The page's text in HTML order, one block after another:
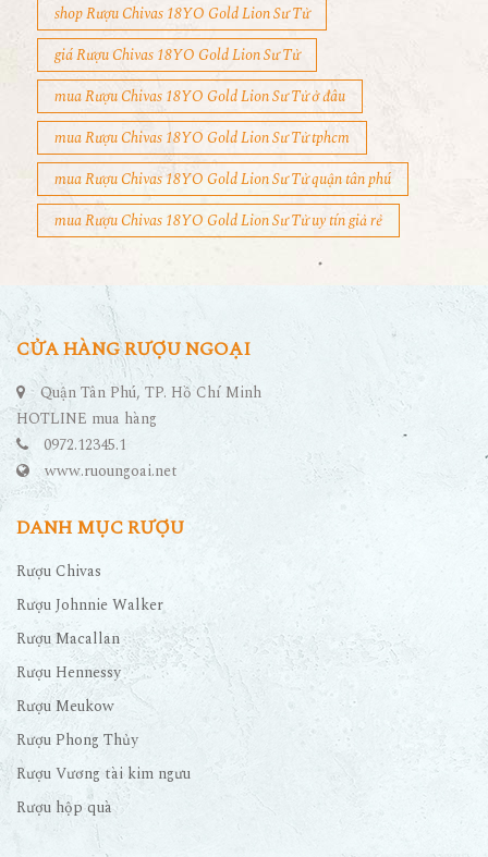
shop Rượu Chivas 18YO Gold Lion Sư Tử
giá Rượu Chivas 18YO Gold Lion Sư Tử
mua Rượu Chivas 18YO Gold Lion Sư Tử ở đâu
mua Rượu Chivas 18YO Gold Lion Sư Tử tphcm
mua Rượu Chivas 18YO Gold Lion Sư Tử quận tân phú
mua Rượu Chivas 18YO Gold Lion Sư Tử uy tín giả rẻ
CỬA HÀNG RƯỢU NGOẠI
Quận Tân Phú, TP. Hồ Chí Minh
HOTLINE mua hàng
0972.12345.1
www.ruoungoai.net
DANH MỤC RƯỢU
Rượu Chivas
Rượu Johnnie Walker
Rượu Macallan
Rượu Hennessy
Rượu Meukow
Rượu Phong Thủy
Rượu Vương tài kim ngưu
Rượu hộp quà